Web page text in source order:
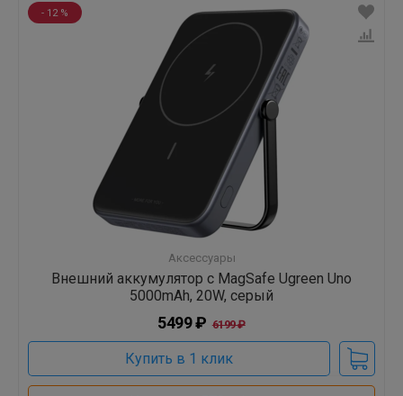
- 12 %
Аксессуары
Внешний аккумулятор с MagSafe Ugreen Uno
5000mAh, 20W, серый
5499 ₽ 6199 ₽
Купить в 1 клик